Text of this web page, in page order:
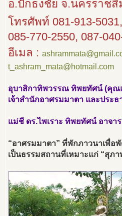
อ.ปักธงชัย จ.นครราชสี
โทรศัพท์ 081-913-5031,
085-770-2550, 087-
อีเมล :
t_ashram_mata@hotmail.com
อุบาสิกาทิพวรรณ ทิพยทัศน์ (คุณ
เจ้าสำนักอาศรมมาตา และประ
แม่ชี ดร.ไพเราะ ทิพยทัศน์ อาจา
“อาศรมมาตา” ที่พักภาวนาเพื่อ
เป็นธรรมสถานที่เหมาะแก่ “สุภ